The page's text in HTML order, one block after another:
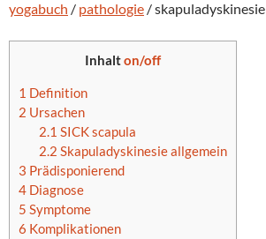
yogabuch / pathologie / skapuladyskinesie
Inhalton/off
1 Definition
2 Ursachen
2.1 SICK scapula
2.2 Skapuladyskinesie allgemein
3 Prädisponierend
4 Diagnose
5 Symptome
6 Komplikationen